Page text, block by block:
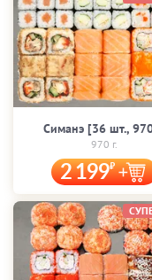
Симанэ [36 шт.,
970 г.
2 199